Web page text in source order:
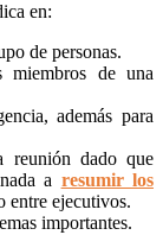
en:
de personas.
miembros de una
además para
reunión dado que
a resumir los
entre ejecutivos.
importantes.